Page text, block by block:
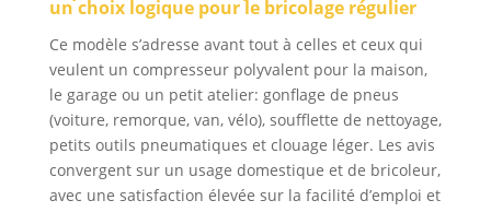
clous, clé à chocs,
pistolet à
peinture,
tournevis
pneumatique,
idéal pour le
gonflage de
pneus, la
réparation
un choix logique pour le bricolage régulier
Ce modèle s’adresse avant tout à celles et ceux qui
veulent un compresseur polyvalent pour la maison,
le garage ou un petit atelier: gonflage de pneus
(voiture, remorque, van, vélo), soufflette de nettoyage,
petits outils pneumatiques et clouage léger. Les avis
convergent sur un usage domestique et de bricoleur,
avec une satisfaction élevée sur la facilité d’emploi et